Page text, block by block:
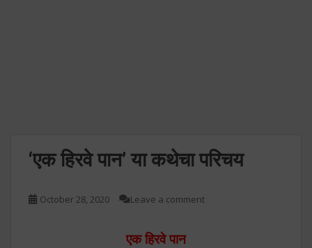
‘एक हिरवे पान’ या कथेचा परिचय
October 28, 2020 Leave a comment
एक हिरवे पान